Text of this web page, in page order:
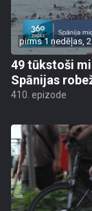
pirms 1 nedēļas,
49 tūkstoši
Spānijas
410. epizode